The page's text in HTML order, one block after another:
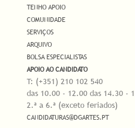
TENHO APOIO
COMUNIDADE
SERVIÇOS
ARQUIVO
BOLSA ESPECIALISTAS
APOIO AO CANDIDATO
T: (+351) 210 102 540
das 10.00 - 12.00 das 14.30 -
2.ª a 6.ª (exceto feriados)
CANDIDATURAS@DGARTES.PT